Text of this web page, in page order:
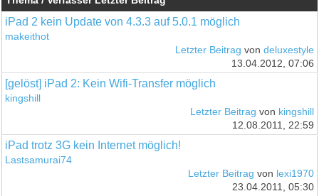
iPad 2 kein Update von 4.3.3 auf 5.0.1 möglich
makeithot
Letzter Beitrag von deluxestyle
13.04.2012, 07:06
[gelöst] iPad 2: Kein Wifi-Transfer möglich
kingshill
Letzter Beitrag von kingshill
12.08.2011, 22:59
iPad trotz 3G kein Internet möglich!
Lastsamurai74
Letzter Beitrag von lexi1970
23.04.2011, 05:30